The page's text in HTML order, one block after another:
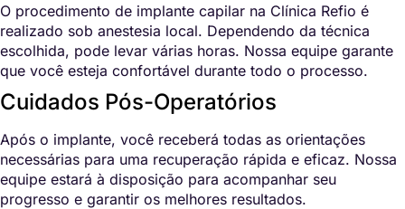
O procedimento de implante capilar na Clínica Refio é
realizado sob anestesia local. Dependendo da técnica
escolhida, pode levar várias horas. Nossa equipe garante
que você esteja confortável durante todo o processo.
Cuidados Pós-Operatórios
Após o implante, você receberá todas as orientações
necessárias para uma recuperação rápida e eficaz. Nossa
equipe estará à disposição para acompanhar seu
progresso e garantir os melhores resultados.